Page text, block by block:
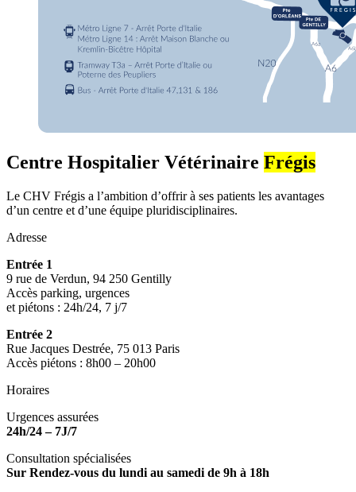
Centre Hospitalier Vétérinaire Frégis
Le CHV Frégis a l’ambition d’offrir à ses patients les avantages
d’un centre et d’une équipe pluridisciplinaires.
Adresse
Entrée 1
9 rue de Verdun, 94 250 Gentilly
Accès parking, urgences
et piétons : 24h/24, 7 j/7
Entrée 2
Rue Jacques Destrée, 75 013 Paris
Accès piétons : 8h00 – 20h00
Horaires
Urgences assurées
24h/24 – 7J/7
Consultation spécialisées
Sur Rendez-vous du lundi au samedi de 9h à 18h